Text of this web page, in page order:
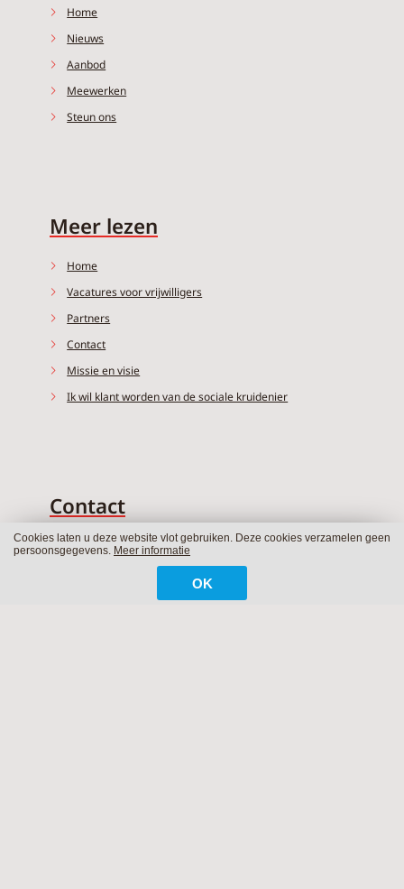
Home
Nieuws
Aanbod
Meewerken
Steun ons
Meer lezen
Home
Vacatures voor vrijwilligers
Partners
Contact
Missie en visie
Ik wil klant worden van de sociale kruidenier
Contact
BZN Kansenhuis
Cookies laten u deze website vlot gebruiken. Deze cookies verzamelen geen
persoonsgegevens. Meer informatie
OK